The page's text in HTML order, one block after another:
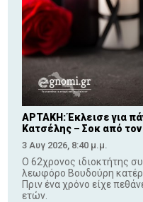
ΑΡΤΑΚΗ: Έκλεισε για
Κατσέλης – Σοκ από
3 Αυγ 2026, 8:40 μ.μ.
Ο 62χρονος ιδιοκτήτης
λεωφόρο Βουδούρη
Πριν ένα χρόνο είχε
ετών.